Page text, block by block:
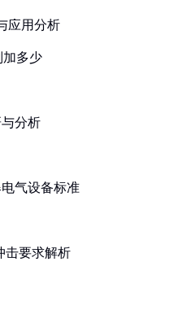
应用分析
加多少
分析
气设备标准
击要求解析